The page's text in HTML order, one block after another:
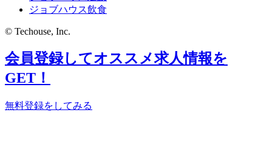
ジョブハウス飲食
© Techouse, Inc.
会員登録してオススメ求人情報を
GET！
無料登録をしてみる